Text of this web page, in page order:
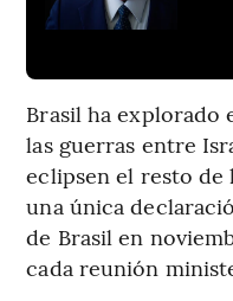
Brasil ha explorado
las guerras entre
eclipsen el resto
una única
de Brasil en
cada reunión